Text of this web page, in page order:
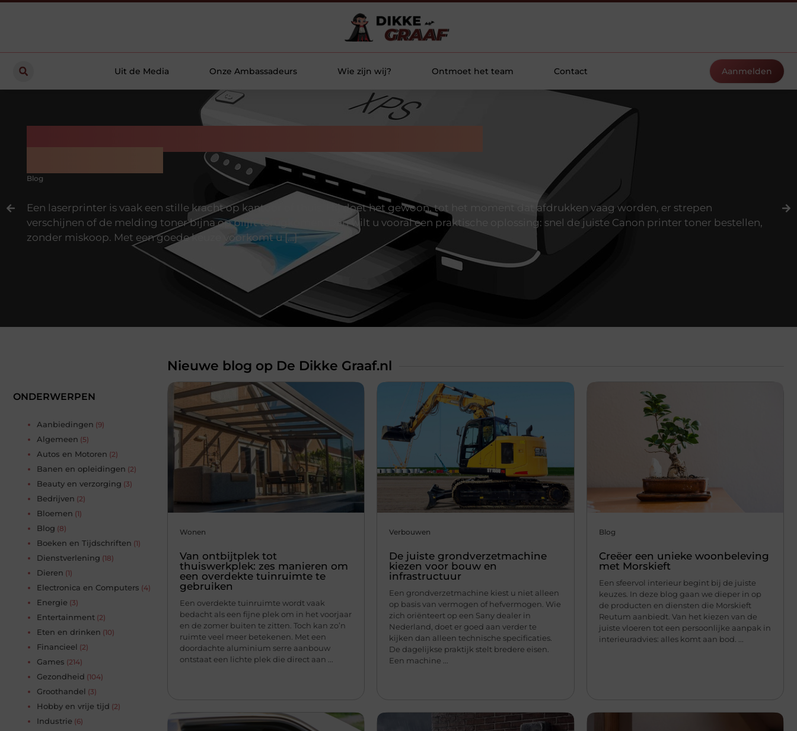
Uit de Media Onze Ambassadeurs Wie zijn wij? Ontmoet het team Contact Aanmelden
Blog
Een laserprinter is vaak een stille kracht op kantoor of thuis. Hij doet het gewoon, tot het moment dat afdrukken vaag worden, er strepen
verschijnen of de melding toner bijna op blijft terugkomen. Dan wilt u vooral een praktische oplossing: snel de juiste Canon printer toner bestellen,
zonder miskoop. Met een goede keuze voorkomt u […]
Nieuwe blog op De Dikke Graaf.nl
Wonen
Van ontbijtplek tot
thuiswerkplek: zes manieren om
een overdekte tuinruimte te
gebruiken
Een overdekte tuinruimte wordt vaak
bedacht als een fijne plek om in het voorjaar
en de zomer buiten te zitten. Toch kan zo’n
ruimte veel meer betekenen. Met een
doordachte aluminium serre aanbouw
ontstaat een lichte plek die direct aan ...
Verbouwen
De juiste grondverzetmachine
kiezen voor bouw en
infrastructuur
Een grondverzetmachine kiest u niet alleen
op basis van vermogen of hefvermogen. Wie
zich oriënteert op een Sany dealer in
Nederland, doet er goed aan verder te
kijken dan alleen technische specificaties.
De dagelijkse praktijk stelt bredere eisen.
Een machine ...
Blog
Creëer een unieke woonbeleving
met Morskieft
Een sfeervol interieur begint bij de juiste
keuzes. In deze blog gaan we dieper in op
de producten en diensten die Morskieft
Reutum aanbiedt. Van het kiezen van de
juiste vloeren tot een persoonlijke aanpak in
interieuradvies: alles komt aan bod. ...
ONDERWERPEN
Aanbiedingen (9)
Algemeen (5)
Autos en Motoren (2)
Banen en opleidingen (2)
Beauty en verzorging (3)
Bedrijven (2)
Bloemen (1)
Blog (8)
Boeken en Tijdschriften (1)
Dienstverlening (18)
Dieren (1)
Electronica en Computers (4)
Energie (3)
Entertainment (2)
Eten en drinken (10)
Financieel (2)
Games (214)
Gezondheid (104)
Groothandel (3)
Hobby en vrije tijd (2)
Industrie (6)